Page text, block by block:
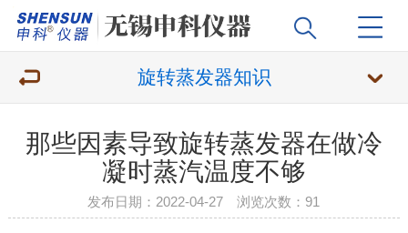
旋转蒸发器知识
那些因素导致旋转蒸发器在做冷
凝时蒸汽温度不够
发布日期：2022-04-27 浏览次数： 91